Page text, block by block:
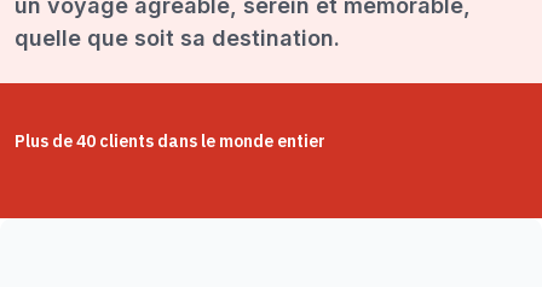
un voyage agréable, serein et mémorable,
quelle que soit sa destination.
Plus de 40 clients dans le monde entier